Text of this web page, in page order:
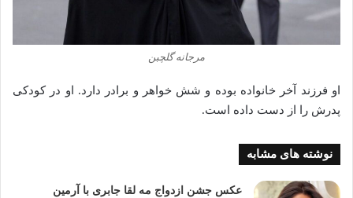
مرجانه گلچبن
او فرزند آخر خانواده بوده و شش خواهر و برادر دارد. او در کودکی
پدرش را از دست داده‌ است.
نوشته های مشابه
عکس جشن ازدواج مه لقا جابری با آرمین